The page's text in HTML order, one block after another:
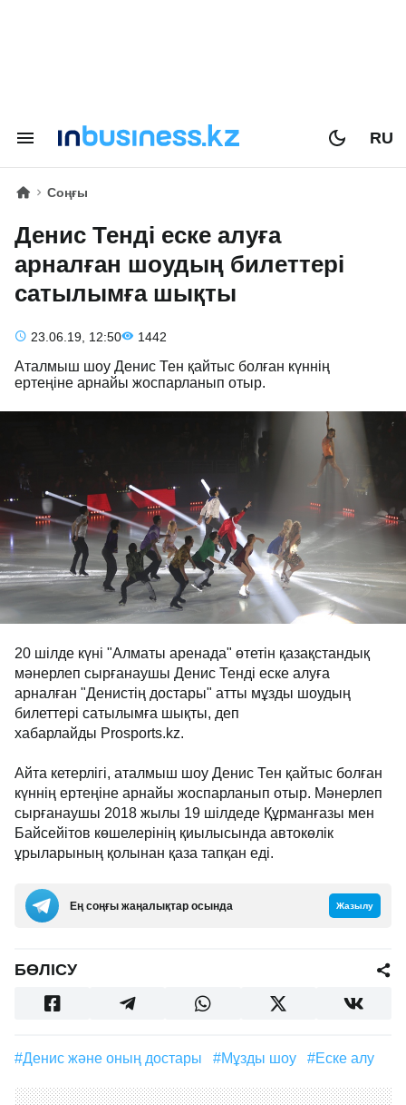
RU
Соңғы
Денис Тенді еске алуға
арналған шоудың билеттері
сатылымға шықты
23.06.19, 12:50 1442
Аталмыш шоу Денис Тен қайтыс болған күннің
ертеңіне арнайы жоспарланып отыр.
20 шілде күні "Алматы аренада" өтетін қазақстандық
мәнерлеп сырғанаушы Денис Тенді еске алуға
арналған "Денистің достары" атты мұзды шоудың
билеттері сатылымға шықты, деп
хабарлайды Prosports.kz.
Айта кетерлігі, аталмыш шоу Денис Тен қайтыс болған
күннің ертеңіне арнайы жоспарланып отыр. Мәнерлеп
сырғанаушы 2018 жылы 19 шілдеде Құрманғазы мен
Байсейітов көшелерінің қиылысында автокөлік
ұрыларының қолынан қаза тапқан еді.
Ең соңғы жаңалықтар осында Жазылу
БӨЛІСУ
#Денис және оның достары #мұзды шоу #еске алу